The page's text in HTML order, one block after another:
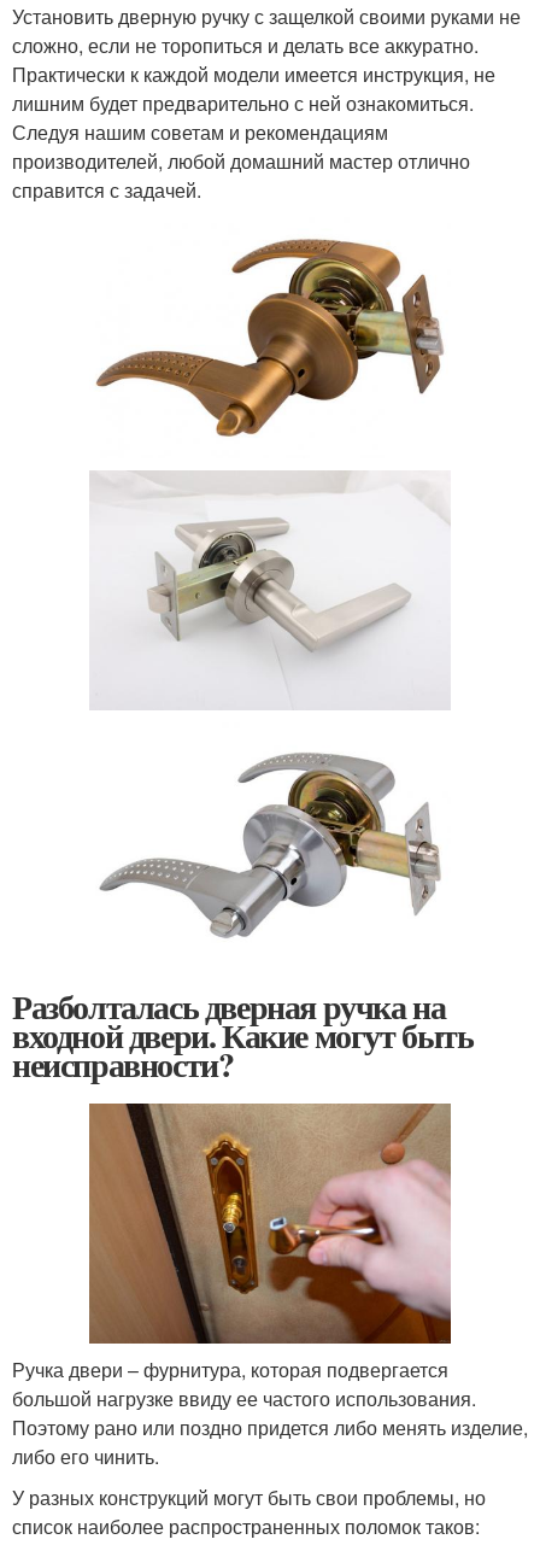
Установить дверную ручку с защелкой своими руками не
сложно, если не торопиться и делать все аккуратно.
Практически к каждой модели имеется инструкция, не
лишним будет предварительно с ней ознакомиться.
Следуя нашим советам и рекомендациям
производителей, любой домашний мастер отлично
справится с задачей.
Разболталась дверная ручка на
входной двери. Какие могут быть
неисправности?
Ручка двери – фурнитура, которая подвергается
большой нагрузке ввиду ее частого использования.
Поэтому рано или поздно придется либо менять изделие,
либо его чинить.
У разных конструкций могут быть свои проблемы, но
список наиболее распространенных поломок таков: